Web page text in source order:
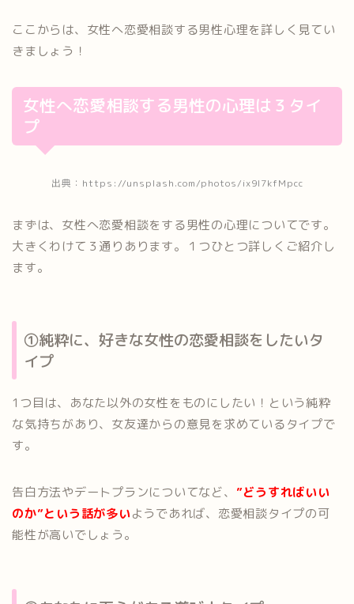
ここからは、女性へ恋愛相談する男性心理を詳しく見てい
きましょう！
女性へ恋愛相談する男性の心理は３タイ
プ
出典：https://unsplash.com/photos/ix9I7kfMpcc
まずは、女性へ恋愛相談をする男性の心理についてです。
大きくわけて３通りあります。１つひとつ詳しくご紹介し
ます。
①純粋に、好きな女性の恋愛相談をしたいタ
イプ
1つ目は、あなた以外の女性をものにしたい！という純粋
な気持ちがあり、女友達からの意見を求めているタイプで
す。
告白方法やデートプランについてなど、 ”どうすればいい
のか”という話が多いようであれば、恋愛相談タイプの可
能性が高いでしょう。